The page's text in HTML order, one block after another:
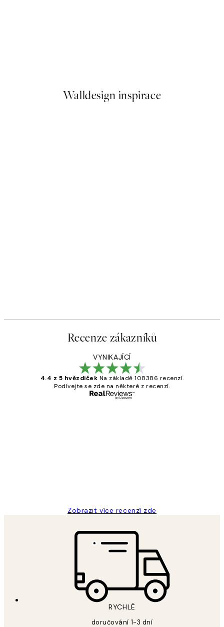
Walldesign inspirace
Recenze zákazníků
VYNIKAJÍCÍ
4.4 z 5 hvězdiček Na základě 108386 recenzí.
Podívejte se zde na některé z recenzí.
Zobrazit více recenzí zde
RYCHLÉ
doručování 1-3 dní